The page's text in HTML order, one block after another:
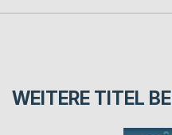
WEITERE TITEL BEI